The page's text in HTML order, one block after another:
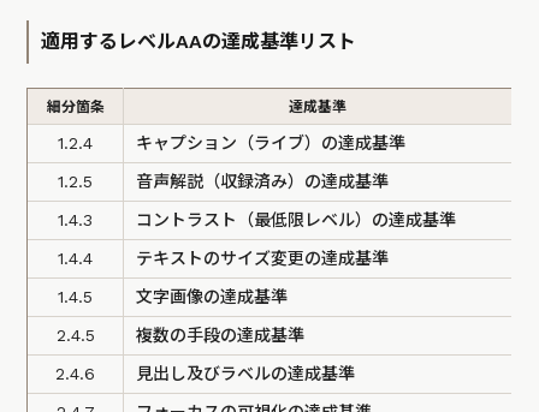
適用するレベルAAの達成基準リスト
細分箇条 達成基準
1.2.4
キャプション（ライブ）の達成基準
1.2.5
音声解説（収録済み）の達成基準
1.4.3
コントラスト（最低限レベル）の達成基準
1.4.4
テキストのサイズ変更の達成基準
1.4.5
文字画像の達成基準
2.4.5
複数の手段の達成基準
2.4.6
見出し及びラベルの達成基準